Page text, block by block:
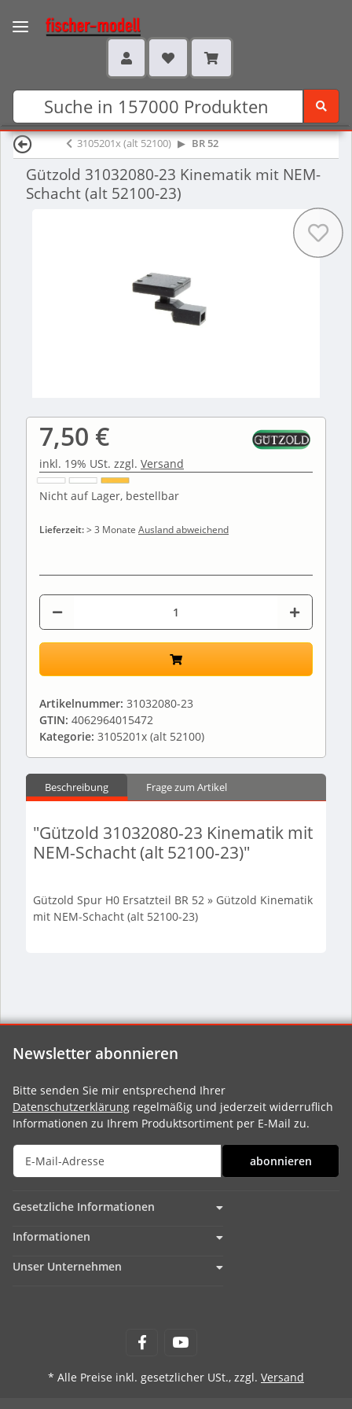
3105201x (alt 52100) BR 52
Gützold 31032080-23 Kinematik mit NEM-
Schacht (alt 52100-23)
7,50 €
inkl. 19% USt. zzgl. Versand
Nicht auf Lager, bestellbar
Lieferzeit:> 3 Monate Ausland abweichend
Artikelnummer: 31032080-23
GTIN: 4062964015472
Kategorie: 3105201x (alt 52100)
Beschreibung Frage zum Artikel
"Gützold 31032080-23 Kinematik mit
NEM-Schacht (alt 52100-23)"
Gützold Spur H0 Ersatzteil BR 52 » Gützold Kinematik
mit NEM-Schacht (alt 52100-23)
Newsletter abonnieren
Bitte senden Sie mir entsprechend Ihrer
Datenschutzerklärung regelmäßig und jederzeit widerruflich
Informationen zu Ihrem Produktsortiment per E-Mail zu.
abonnieren
Gesetzliche Informationen
Informationen
Unser Unternehmen
* Alle Preise inkl. gesetzlicher USt., zzgl. Versand